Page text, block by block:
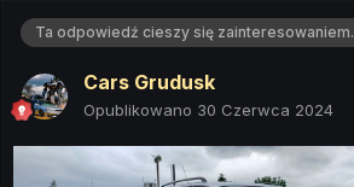
Ta odpowiedź cieszy się zainteresowaniem.
Cars Grudusk
Opublikowano 30 Czerwca 2024